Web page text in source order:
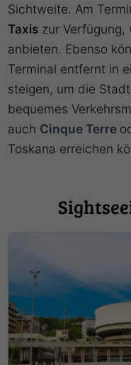
Sichtweite. Am
Taxis zur Verfügung,
anbieten. Ebenso
Terminal entfernt in
steigen, um die
bequemes
auch Cinque Terre
Toskana erreichen